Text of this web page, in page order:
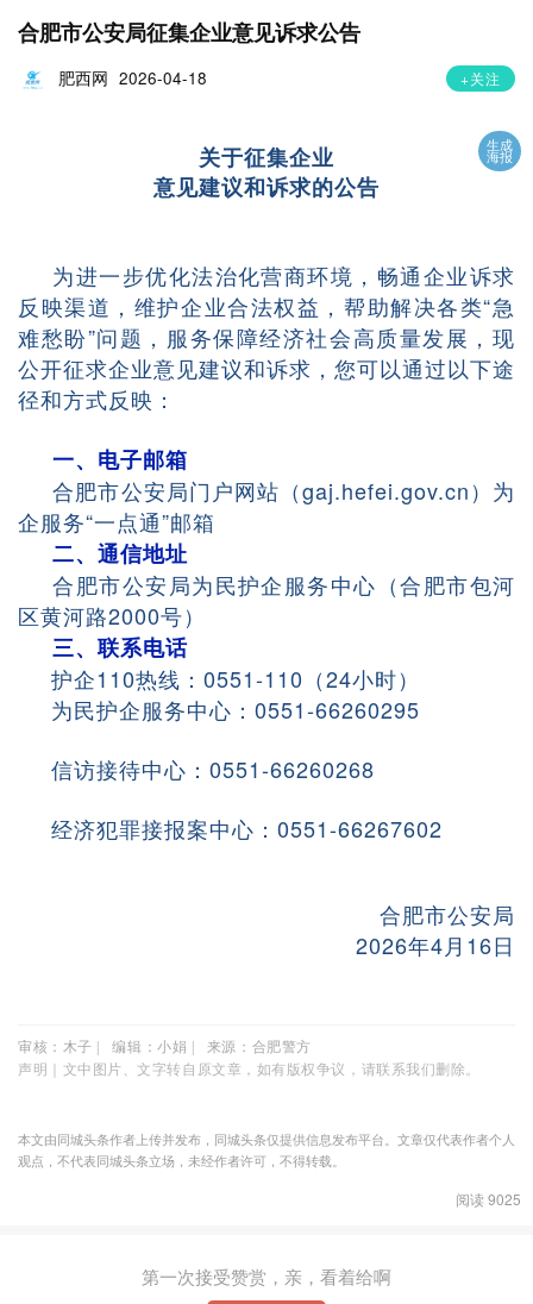
生成
海报
合肥市公安局征集企业意见诉求公告
肥西网 2026-04-18 +关注
关于征集企业
意见建议和诉求的公告
为进一步优化法治化营商环境，畅通企业诉求
反映渠道，维护企业合法权益，帮助解决各类“急
难愁盼”问题，服务保障经济社会高质量发展，现
公开征求企业意见建议和诉求，您可以通过以下途
径和方式反映：
一、电子邮箱
合肥市公安局门户网站（gaj.hefei.gov.cn）为
企服务“一点通”邮箱
二、通信地址
合肥市公安局为民护企服务中心（合肥市包河
区黄河路2000号）
三、联系电话
护企110热线：0551-110（24小时）
为民护企服务中心：0551-66260295
信访接待中心：0551-66260268
经济犯罪接报案中心：0551-66267602
合肥市公安局
2026年4月16日
审核：木子 | 编辑：小娟 | 来源：合肥警方
声明｜文中图片、文字转自原文章，如有版权争议，请联系我们删除。
本文由同城头条作者上传并发布，同城头条仅提供信息发布平台。文章仅代表作者个人
观点，不代表同城头条立场，未经作者许可，不得转载。
阅读 9025
第一次接受赞赏，亲，看着给啊